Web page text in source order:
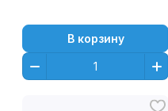
В корзину